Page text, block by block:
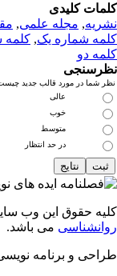
کلیدی
,مجله علمی,
شماره یک,کلمه
دو
شما در مورد قالب جدید چیست؟
عالی
خوب
متوسط
در حد انتظار
حقوق این وب
می باشد.
و برنامه نویسی